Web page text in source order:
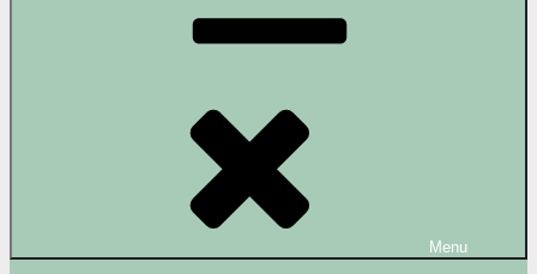
Menu